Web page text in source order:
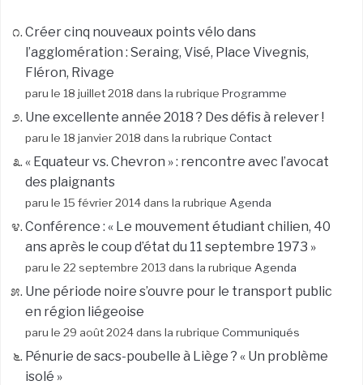
Créer cinq nouveaux points vélo dans
l’agglomération : Seraing, Visé, Place Vivegnis,
Fléron, Rivage
paru le 18 juillet 2018 dans la rubrique Programme
Une excellente année 2018 ? Des défis à relever !
paru le 18 janvier 2018 dans la rubrique Contact
« Equateur vs. Chevron » : rencontre avec l’avocat
des plaignants
paru le 15 février 2014 dans la rubrique Agenda
Conférence : « Le mouvement étudiant chilien, 40
ans après le coup d’état du 11 septembre 1973 »
paru le 22 septembre 2013 dans la rubrique Agenda
Une période noire s’ouvre pour le transport public
en région liégeoise
paru le 29 août 2024 dans la rubrique Communiqués
Pénurie de sacs-poubelle à Liège ? « Un problème
isolé »